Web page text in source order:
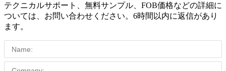
テクニカルサポート、無料サンプル、FOB価格などの詳細に
ついては、お問い合わせください。6時間以内に返信があり
ます。